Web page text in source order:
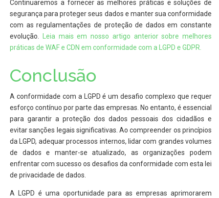
Continuaremos a fornecer as melhores práticas e soluções de
segurança para proteger seus dados e manter sua conformidade
com as regulamentações de proteção de dados em constante
evolução.
Leia mais em nosso artigo anterior sobre melhores
práticas de WAF e CDN em conformidade com a LGPD e GDPR.
Conclusão
A conformidade com a LGPD é um desafio complexo que requer
esforço contínuo por parte das empresas. No entanto, é essencial
para garantir a proteção dos dados pessoais dos cidadãos e
evitar sanções legais significativas. Ao compreender os princípios
da LGPD, adequar processos internos, lidar com grandes volumes
de dados e manter-se atualizado, as organizações podem
enfrentar com sucesso os desafios da conformidade com esta lei
de privacidade de dados.
A LGPD é uma oportunidade para as empresas aprimorarem